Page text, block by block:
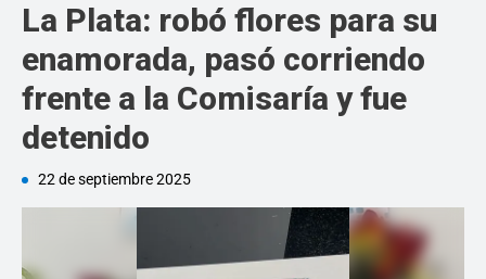
La Plata: robó flores para su
enamorada, pasó corriendo
frente a la Comisaría y fue
detenido
22 de septiembre 2025